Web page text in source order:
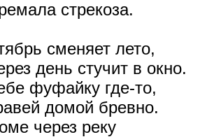
стрекоза.
сменяет лето,
день стучит в окно.
фуфайку где-то,
домой бревно.
через реку